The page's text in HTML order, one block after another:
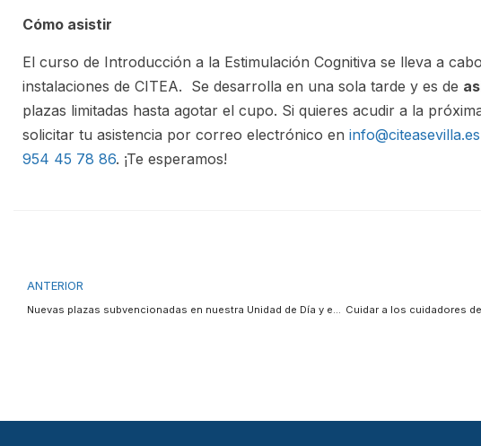
Cómo asistir
El curso de Introducción a la Estimulación Cognitiva se lleva a
instalaciones de CITEA. Se desarrolla en una sola tarde y es de
plazas limitadas hasta agotar el cupo. Si quieres acudir a la
solicitar tu asistencia por correo electrónico en info@citeasevilla.es
954 45 78 86. ¡Te esperamos!
ANTERIOR
Nuevas plazas subvencionadas en nuestra Unidad de Día y en Estimulación Cognitiva